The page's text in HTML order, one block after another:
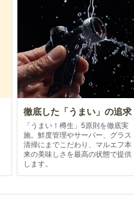
徹底した「うまい」の追求
「うまい！樽生」5原則を徹底実
施。鮮度管理やサーバー、グラス
清掃にまでこだわり、マルエフ本
来の美味しさを最高の状態で提供
します。